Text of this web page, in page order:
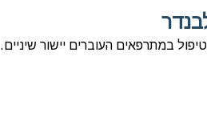
במתרפאים העוברים יישור שיניים.